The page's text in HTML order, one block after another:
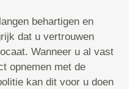
behartigen en
dat u vertrouwen
Wanneer u al vast
opnemen met de
kan dit voor u doen